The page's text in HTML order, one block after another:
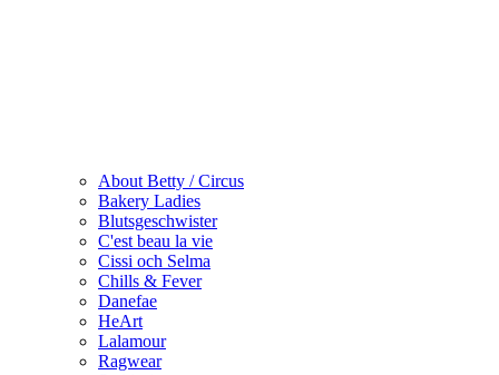
About Betty / Circus
Bakery Ladies
Blutsgeschwister
C'est beau la vie
Cissi och Selma
Chills & Fever
Danefae
HeArt
Lalamour
Ragwear